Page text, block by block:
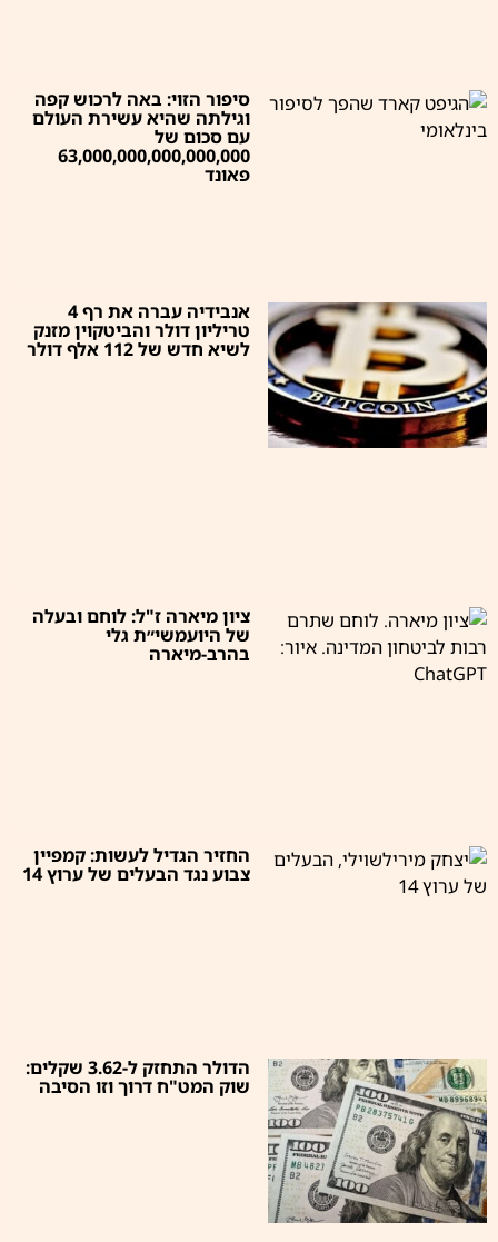
סיפור הזוי: באה לרכוש קפה
וגילתה שהיא עשירת העולם
עם סכום של
63,000,000,000,000,000
פאונד
אנבידיה עברה את רף 4
טריליון דולר והביטקוין מזנק
לשיא חדש של 112 אלף דולר
ציון מיארה ז"ל: לוחם ובעלה
של היועמשי״ת גלי
בהרב-מיארה
החזיר הגדיל לעשות: קמפיין
צבוע נגד הבעלים של ערוץ 14
הדולר התחזק ל-3.62 שקלים:
שוק המט"ח דרוך וזו הסיבה